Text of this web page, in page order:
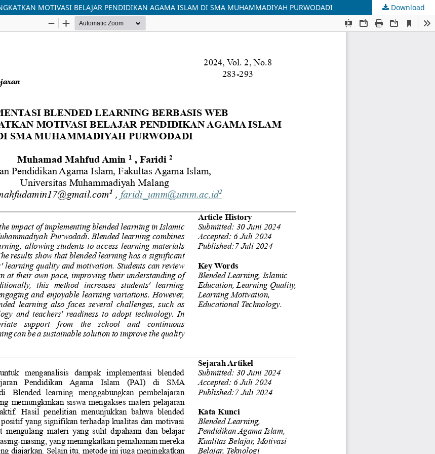
MOTIVASI BELAJAR PENDIDIKAN AGAMA ISLAM DI SMA MUHAMMADIYAH PURWODADI Download